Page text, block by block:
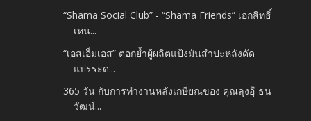
“Shama Social Club” - “Shama Friends” เอกสิทธิ์
เหน...
“เอสเอ็มเอส” ตอกย้ำผู้ผลิตแป้งมันสำปะหลังดัด
แปรระด...
365 วัน กับการทำงานหลังเกษียณของ คุณลุงอุ๊-ธน
วัฒน์...